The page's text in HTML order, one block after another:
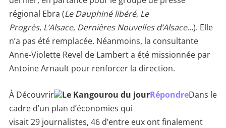
régional Ebra (Le Dauphiné libéré, Le
Progrès, L’Alsace, Dernières Nouvelles d’Alsace…). Elle
n’a pas été remplacée. Néanmoins, la consultante
Anne-Violette Revel de Lambert a été missionnée par
Antoine Arnault pour renforcer la direction.
À Découvrir Le Kangourou du jourRépondreDans le
cadre d’un plan d’économies qui
visait 29 journalistes, 46 d’entre eux ont finalement